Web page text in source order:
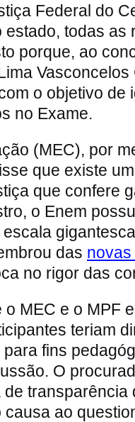
Federal do
estado, todas as
porque, ao
o objetivo de
no Exame.
(MEC), por
que existe
que confere
o Enem
das
no rigor das
MEC e o MPF
teriam
fins
O
transparência
ao